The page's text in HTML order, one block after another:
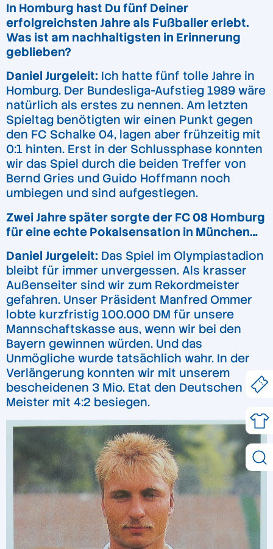
In Homburg hast Du fünf Deiner
erfolgreichsten Jahre als Fußballer erlebt.
Was ist am nachhaltigsten in Erinnerung
geblieben?
Daniel Jurgeleit: Ich hatte fünf tolle Jahre in
Homburg. Der Bundesliga-Aufstieg 1989 wäre
natürlich als erstes zu nennen. Am letzten
Spieltag benötigten wir einen Punkt gegen
den FC Schalke 04, lagen aber frühzeitig mit
0:1 hinten. Erst in der Schlussphase konnten
wir das Spiel durch die beiden Treffer von
Bernd Gries und Guido Hoffmann noch
umbiegen und sind aufgestiegen.
Zwei Jahre später sorgte der FC 08 Homburg
für eine echte Pokalsensation in München…
Daniel Jurgeleit: Das Spiel im Olympiastadion
bleibt für immer unvergessen. Als krasser
Außenseiter sind wir zum Rekordmeister
gefahren. Unser Präsident Manfred Ommer
lobte kurzfristig 100.000 DM für unsere
Mannschaftskasse aus, wenn wir bei den
Bayern gewinnen würden. Und das
Unmögliche wurde tatsächlich wahr. In der
Verlängerung konnten wir mit unserem
bescheidenen 3 Mio. Etat den Deutschen
Meister mit 4:2 besiegen.